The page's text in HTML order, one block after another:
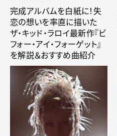
完成アルバムを白紙に！失
恋の想いを率直に描いた
ザ・キッド・ラロイ最新作『ビ
フォー・アイ・フォーゲット』
を解説＆おすすめ曲紹介